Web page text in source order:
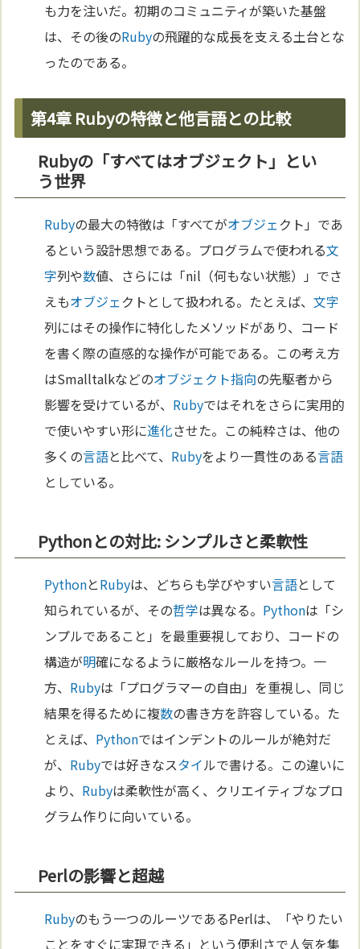
も力を注いだ。初期のコミュニティが築いた基盤
は、その後のRubyの飛躍的な成長を支える土台とな
ったのである。
第4章 Rubyの特徴と他言語との比較
Rubyの「すべてはオブジェクト」とい
う世界
Rubyの最大の特徴は「すべてがオブジェ クト」であ
るという設計思想である。プログラムで使われる文
字列や数値、さらには「nil（何もない状態）」でさ
えもオブジェ クトとして扱われる。たとえば、文字
列にはその操作に特化したメソッドがあり、コード
を書く際の直感的な操作が可能である。この考え方
はSmalltalkなどのオブジェクト指向の先駆者から
影響を受けているが、 Rubyではそれをさらに実用的
で使いやすい形に進化させた。この純粋さは、他の
多くの言語と比べて、 Rubyをより一貫性のある言語
としている。
Pythonとの対比: シンプルさと柔軟性
PythonとRubyは、どちらも学びやすい言語として
知られているが、その哲学は異なる。 Pythonは「シ
ンプルであること」を最重要視しており、コードの
構造が明確になるように厳格なルールを持つ。一
方、 Rubyは「プログラマーの自由」を重視し、同じ
結果を得るために複数の書き方を許容している。た
とえば、 Pythonではインデントのルールが絶対だ
が、 Rubyでは好きなスタイルで書ける。この違いに
より、 Rubyは柔軟性が高く、クリエイティブなプロ
グラム作りに向いている。
Perlの影響と超越
Rubyのもう一つのルーツであるPerlは、「やりたい
ことをすぐに実現できる」という便利さで人気を集